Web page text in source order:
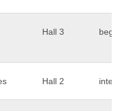
Hall 3
Hall 2